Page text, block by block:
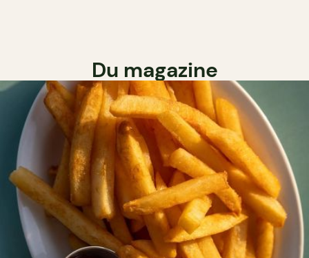
Du magazine